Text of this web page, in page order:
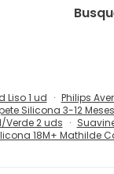
Liso 1 ud Philips
Silicona 3-12
Verde 2 uds
18M+ Mathilde